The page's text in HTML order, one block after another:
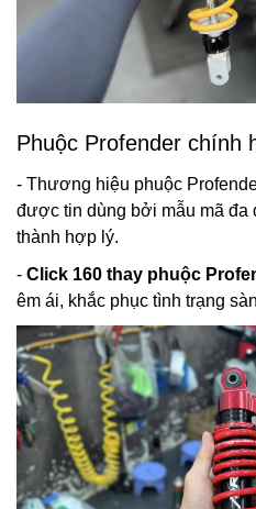
Phuộc Profender chính
- Thương hiệu phuộc
được tin dùng bởi mẫu mã đa
thành hợp lý.
- Click 160 thay phuộc
êm ái, khắc phục tình trạng